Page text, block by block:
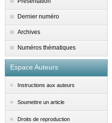
Dernier numéro
Archives
Numéros thématiques
Espace Auteurs
Instructions aux auteurs
Soumettre un article
Droits de reproduction